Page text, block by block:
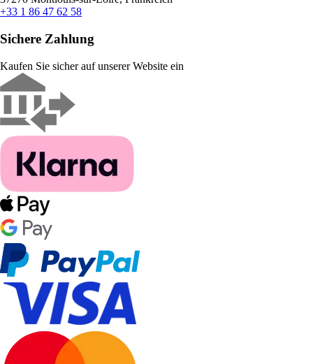
+33 1 86 47 62 58
Sichere Zahlung
Kaufen Sie sicher auf unserer Website ein